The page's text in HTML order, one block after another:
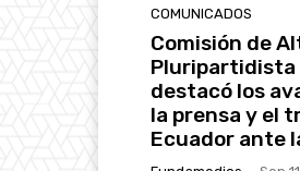
COMUNICADOS
Comisión de
destacó los
la prensa y el
Ecuador ante